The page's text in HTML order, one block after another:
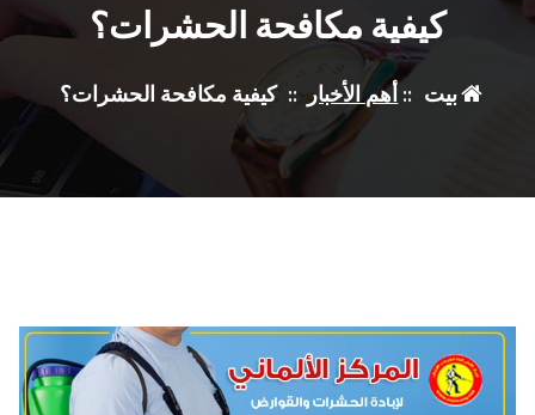
كيفية مكافحة الحشرات؟
بيت :: أهم الأخبار:: كيفية مكافحة الحشرات؟